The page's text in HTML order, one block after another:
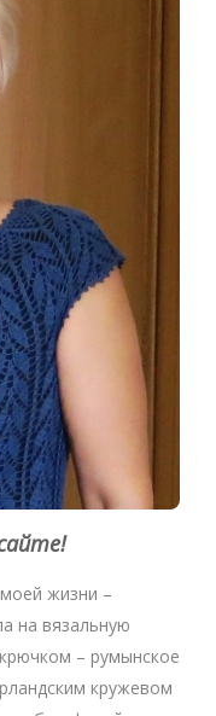
жизни –
на вязальную
– румынское
кружевом